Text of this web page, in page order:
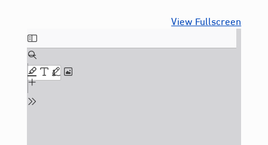
View Fullscreen
to